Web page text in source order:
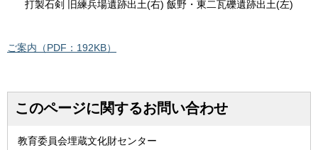
打製石剣 旧練兵場遺跡出土(右) 飯野・東二瓦礫遺跡出土(左)
ご案内（PDF：192KB）
このページに関するお問い合わせ
教育委員会埋蔵文化財センター